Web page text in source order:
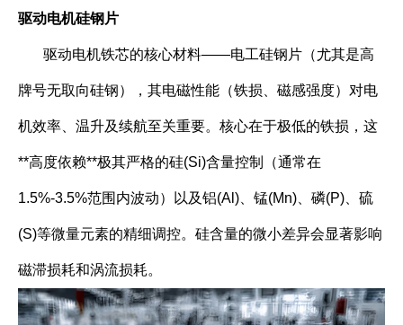
驱动电机硅钢片
驱动电机铁芯的核心材料——电工硅钢片（尤其是高
牌号无取向硅钢），其电磁性能（铁损、磁感强度）对电
机效率、温升及续航至关重要。核心在于极低的铁损，这
**高度依赖**极其严格的硅(Si)含量控制（通常在
1.5%-3.5%范围内波动）以及铝(Al)、锰(Mn)、磷(P)、硫
(S)等微量元素的精细调控。硅含量的微小差异会显著影响
磁滞损耗和涡流损耗。